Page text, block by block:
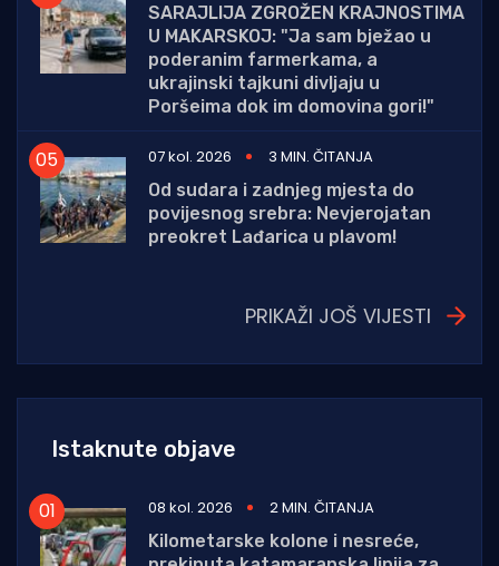
SARAJLIJA ZGROŽEN KRAJNOSTIMA
U MAKARSKOJ: "Ja sam bježao u
poderanim farmerkama, a
ukrajinski tajkuni divljaju u
Poršeima dok im domovina gori!"
07 kol. 2026
3 MIN. ČITANJA
Od sudara i zadnjeg mjesta do
povijesnog srebra: Nevjerojatan
preokret Lađarica u plavom!
PRIKAŽI JOŠ VIJESTI
Istaknute objave
08 kol. 2026
2 MIN. ČITANJA
Kilometarske kolone i nesreće,